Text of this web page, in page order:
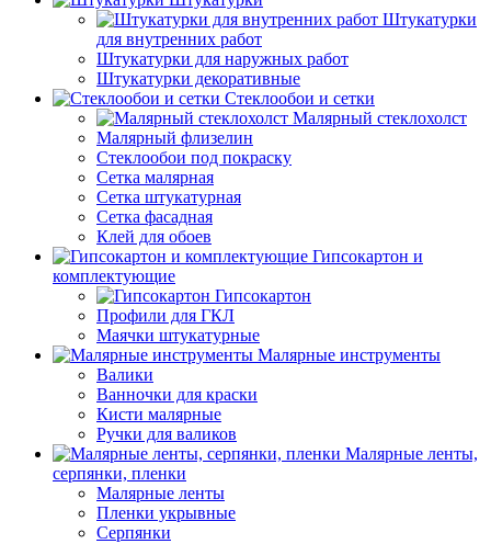
Штукатурки
для внутренних работ
Штукатурки для наружных работ
Штукатурки декоративные
Стеклообои и сетки
Малярный стеклохолст
Малярный флизелин
Стеклообои под покраску
Сетка малярная
Сетка штукатурная
Сетка фасадная
Клей для обоев
Гипсокартон и
комплектующие
Гипсокартон
Профили для ГКЛ
Маячки штукатурные
Малярные инструменты
Валики
Ванночки для краски
Кисти малярные
Ручки для валиков
Малярные ленты,
серпянки, пленки
Малярные ленты
Пленки укрывные
Серпянки